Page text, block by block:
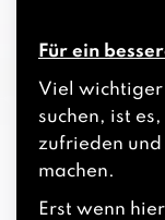
Für ein
Viel
suchen, ist
zufrieden
machen.
Erst wenn